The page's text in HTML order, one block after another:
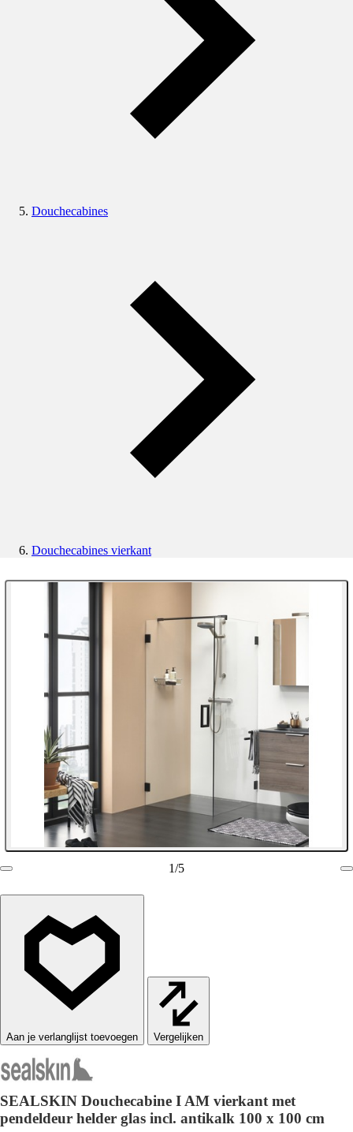
Douchecabines
Douchecabines vierkant
1/5
Vergelijken
SEALSKIN Douchecabine I AM vierkant met
pendeldeur helder glas incl. antikalk 100 x 100 cm